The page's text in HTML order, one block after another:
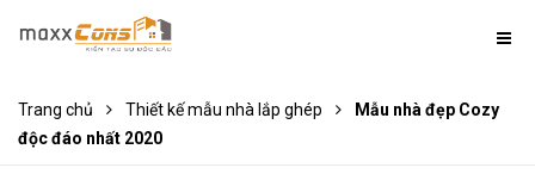
Trang chủ Thiết kế mẫu nhà lắp ghép
Mẫu nhà đẹp Cozy
độc đáo nhất 2020